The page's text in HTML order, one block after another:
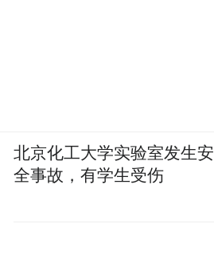
北京化工大学实验室发生安
全事故，有学生受伤